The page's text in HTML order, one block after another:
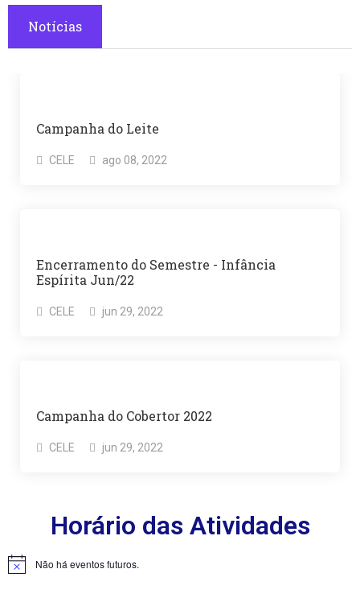
Notícias
Campanha do Leite
CELE ago 08, 2022
Encerramento do Semestre - Infância
Espírita Jun/22
CELE jun 29, 2022
Campanha do Cobertor 2022
CELE jun 29, 2022
Horário das Atividades
Não há eventos futuros.